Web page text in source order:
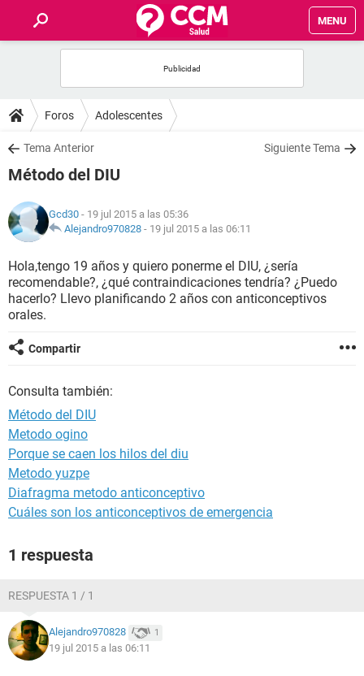
MENU
FOROS
SALUD
NUTRICIÓN
BIENESTAR
SEXUALIDAD
GLOSARIO
Foros Adolescentes
Tema Anterior Siguiente Tema
Método del DIU
Gcd30 - 19 jul 2015 a las 05:36
Alejandro970828 - 19 jul 2015 a las 06:11
Hola,tengo 19 años y quiero ponerme el DIU, ¿sería
recomendable?, ¿qué contraindicaciones tendría? ¿Puedo
hacerlo? Llevo planificando 2 años con anticonceptivos
orales.
Compartir
Consulta también:
Método del DIU
Metodo ogino
Porque se caen los hilos del diu
Metodo yuzpe
Diafragma metodo anticonceptivo
Cuáles son los anticonceptivos de emergencia
1 respuesta
RESPUESTA 1 / 1
Alejandro970828 1
19 jul 2015 a las 06:11